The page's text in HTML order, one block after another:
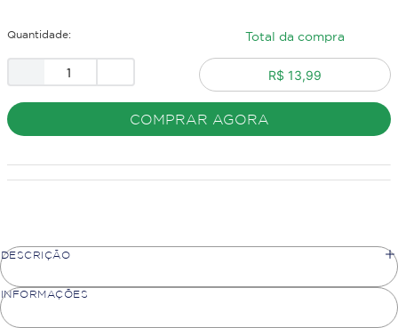
Quantidade: Total da compra
R$ 13,99
COMPRAR AGORA
DESCRIÇÃO
INFORMAÇÕES